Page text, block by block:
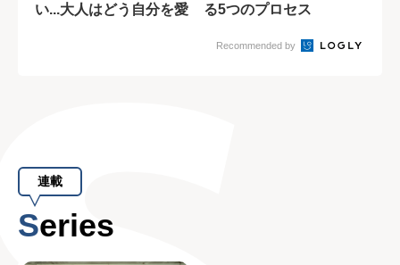
い...大人はどう自分を愛
る5つのプロセス
Recommended by
連載
Series